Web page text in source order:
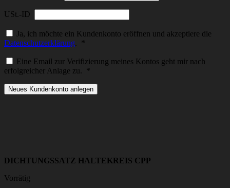
USt.-ID
Ja, ich möchte ein Kundenkonto eröffnen und akzeptiere die
Datenschutzerklärung. *
Eine Email zur Verifizierung meines Kontos geht mir nach
erfolgreicher Anlage zu. *
Neues Kundenkonto anlegen
DICHTUNGSSATZ HALTEKREIS CPP
Vorrätig